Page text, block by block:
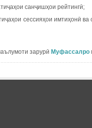
санҷишҳои рейтингӣ;
сессияҳои имтиҳонӣ ва
зарурӣ Муфассалро